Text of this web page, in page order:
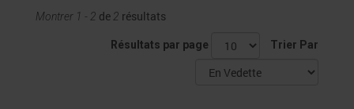
Montrer 1 - 2 de 2 résultats
Résultats par page Trier Par